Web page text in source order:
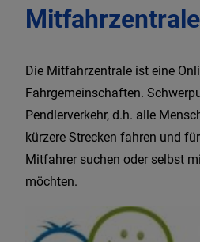
Standesamt
Ortsrecht und
Mitfahrzentrale
Die Mitfahrzentrale ist eine
Fahrgemeinschaften.
Pendlerverkehr, d.h. alle
kürzere Strecken fahren und
Mitfahrer suchen oder selbst
möchten.